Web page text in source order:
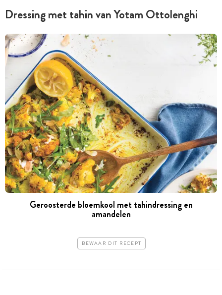
Dressing met tahin van Yotam Ottolenghi
Geroosterde bloemkool met tahindressing en
amandelen
BEWAAR DIT RECEPT